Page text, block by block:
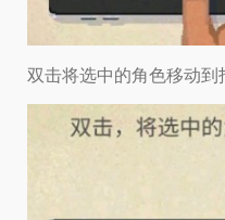
双击将选中的角色移动到